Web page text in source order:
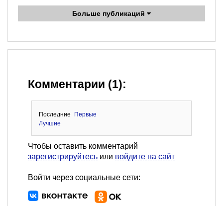
Больше публикаций
Комментарии (1):
Последние
Первые
Лучшие
Чтобы оставить комментарий
зарегистрируйтесь или войдите на сайт
Войти через социальные сети: